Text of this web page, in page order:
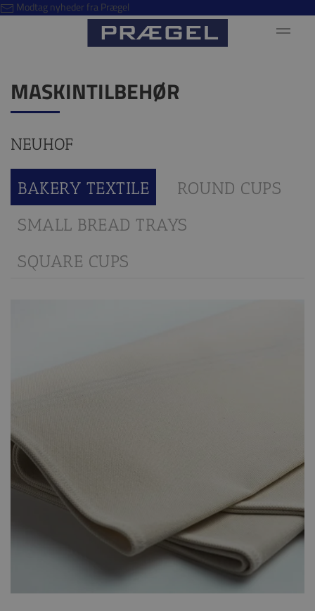
Modtag nyheder fra Prægel
MASKINTILBEHØR
NEUHOF
BAKERY TEXTILE
ROUND CUPS
SMALL BREAD TRAYS
SQUARE CUPS